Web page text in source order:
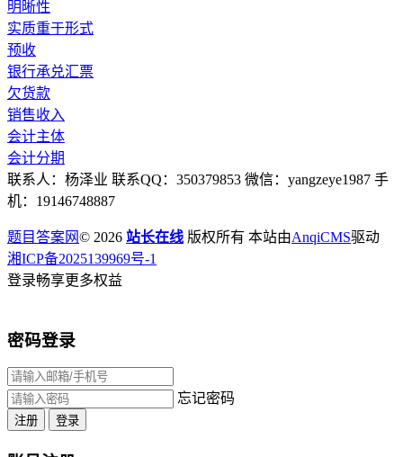
明晰性
实质重于形式
预收
银行承兑汇票
欠货款
销售收入
会计主体
会计分期
联系人：杨泽业 联系QQ：350379853 微信：yangzeye1987 手
机：19146748887
题目答案网© 2026 站长在线 版权所有 本站由AnqiCMS驱动
湘ICP备2025139969号-1
登录畅享更多权益
密码登录
忘记密码
注册 登录